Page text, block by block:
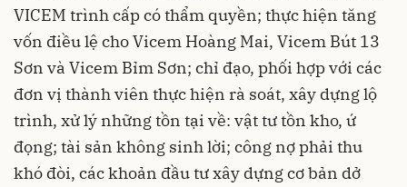
VICEM trình cấp có thẩm quyền; thực hiện tăng
vốn điều lệ cho Vicem Hoàng Mai, Vicem Bút 13
Sơn và Vicem Bỉm Sơn; chỉ đạo, phối hợp với các
đơn vị thành viên thực hiện rà soát, xây dựng lộ
trình, xử lý những tồn tại về: vật tư tồn kho, ứ
đọng; tài sản không sinh lời; công nợ phải thu
khó đòi, các khoản đầu tư xây dựng cơ bản dở